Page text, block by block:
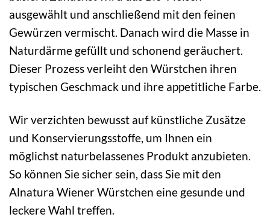
ausgewählt und anschließend mit den feinen
Gewürzen vermischt. Danach wird die Masse in
Naturdärme gefüllt und schonend geräuchert.
Dieser Prozess verleiht den Würstchen ihren
typischen Geschmack und ihre appetitliche Farbe.
Wir verzichten bewusst auf künstliche Zusätze
und Konservierungsstoffe, um Ihnen ein
möglichst naturbelassenes Produkt anzubieten.
So können Sie sicher sein, dass Sie mit den
Alnatura Wiener Würstchen eine gesunde und
leckere Wahl treffen.